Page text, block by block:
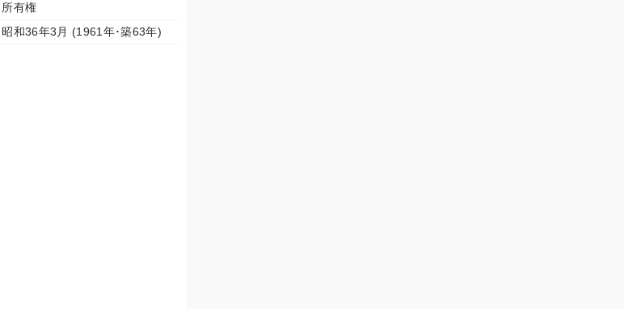
所有権
昭和36年3月 (1961年･築63年)